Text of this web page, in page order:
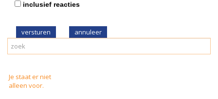
inclusief reacties
versturen
Je staat er niet
alleen voor.